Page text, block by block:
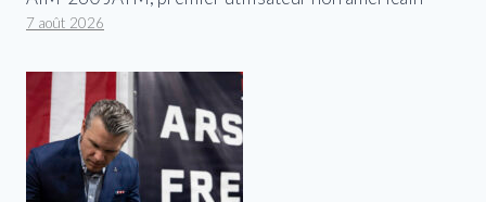
7 août 2026